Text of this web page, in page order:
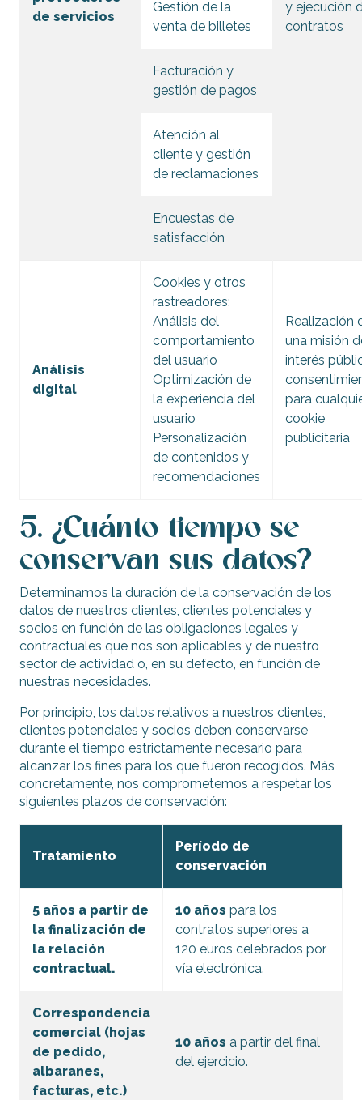
de servicios
y ejecución
contratos
Gestión de la
venta de billetes
Facturación y
gestión de pagos
Atención al
cliente y gestión
de reclamaciones
Encuestas de
satisfacción
Análisis
digital
Cookies y otros
rastreadores:
Análisis del
comportamiento
del usuario
Optimización de
la experiencia del
usuario
Personalización
de contenidos y
recomendaciones
Realización
una misión
interés
para
cookie
publicitaria
5. ¿Cuánto tiempo se
conservan sus datos?
Determinamos la duración de la conservación de los
datos de nuestros clientes, clientes potenciales y
socios en función de las obligaciones legales y
contractuales que nos son aplicables y de nuestro
sector de actividad o, en su defecto, en función de
nuestras necesidades.
Por principio, los datos relativos a nuestros clientes,
clientes potenciales y socios deben conservarse
durante el tiempo estrictamente necesario para
alcanzar los fines para los que fueron recogidos. Más
concretamente, nos comprometemos a respetar los
siguientes plazos de conservación:
Tratamiento
Período de
conservación
5 años a partir de
la finalización de
la relación
contractual.
10 años para los
contratos superiores a
120 euros celebrados por
vía electrónica.
Correspondencia
comercial (hojas
de pedido,
albaranes,
facturas, etc.)
10 años a partir del final
del ejercicio.